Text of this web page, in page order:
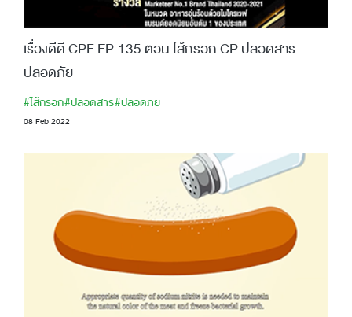
เรื่องดีดี CPF EP.135 ตอน ไส้กรอก CP ปลอดสาร
ปลอดภัย
#ไส้กรอก#ปลอดสาร#ปลอดภัย
08 Feb 2022